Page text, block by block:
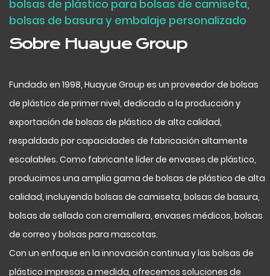
bolsas de plástico para bolsas de camiseta,
bolsas de basura y embalaje personalizado
Sobre Huayue Group
Fundado en 1998, Huayue Group es un proveedor de bolsas
de plástico de primer nivel, dedicado a la producción y
exportación de bolsas de plástico de alta calidad,
respaldado por capacidades de fabricación altamente
escalables. Como fabricante líder de envases de plástico,
producimos una amplia gama de bolsas de plástico de alta
calidad, incluyendo bolsas de camiseta, bolsas de basura,
bolsas de sellado con cremallera, envases médicos, bolsas
de correo y bolsas para mascotas.
Con un enfoque en la innovación continua y las bolsas de
plástico impresas a medida, ofrecemos soluciones de